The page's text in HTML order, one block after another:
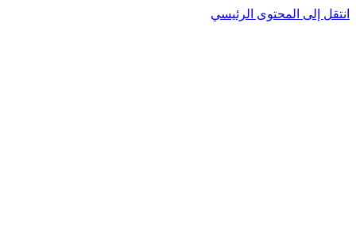
انتقل إلى المحتوى الرئيسي